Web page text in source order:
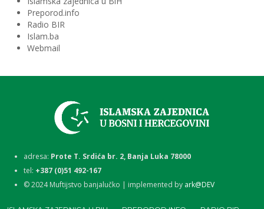
Preporod.info
Radio BIR
Islam.ba
Webmail
adresa: Prote T. Srdića br. 2, Banja Luka 78000
tel: +387 (0)51 492-167
©2024Muftijstvo banjalučko | implemented by ark@DEV